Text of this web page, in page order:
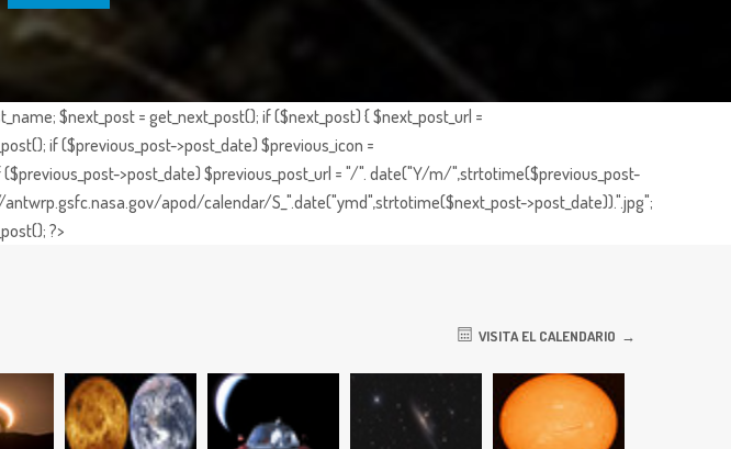
$next_post = get_next_post(); if ($next_post) { $next_post_url =
if ($previous_post->post_date) $previous_icon =
>post_date) $previous_post_url = "/". date("Y/m/",strtotime($previous_post-
apod/calendar/S_".date("ymd",strtotime($next_post->post_date)).".jpg";
?>
VISITA EL CALENDARIO